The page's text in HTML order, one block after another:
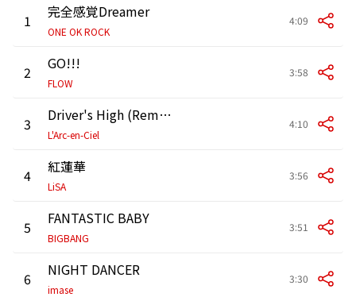
1 完全感覚Dreamer
ONE OK ROCK
4:09
2 GO!!!
FLOW
3:58
3 Driver's High (Remastered 2022)
L'Arc-en-Ciel
4:10
4 紅蓮華
LiSA
3:56
5 FANTASTIC BABY
BIGBANG
3:51
6 NIGHT DANCER
imase
3:30